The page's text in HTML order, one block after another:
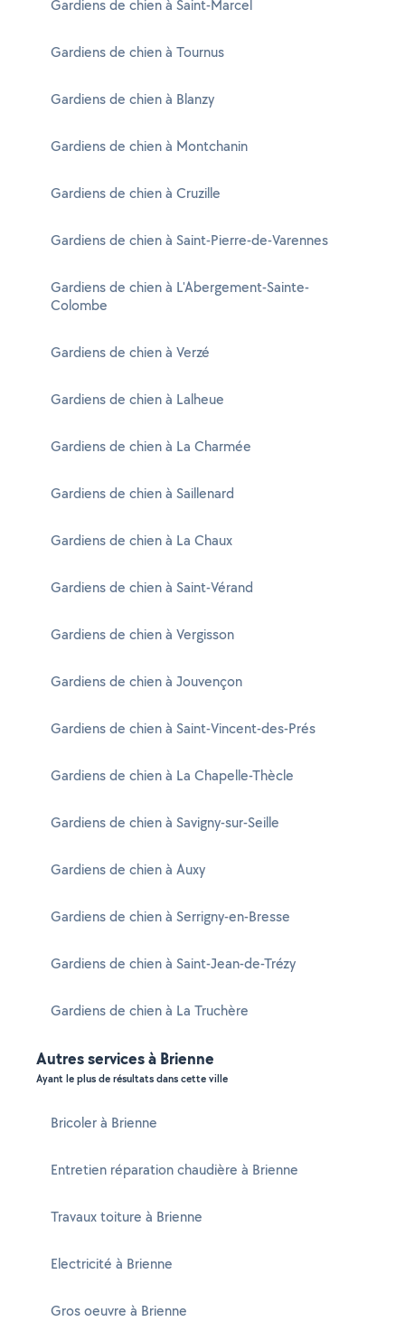
Gardiens de chien à Saint-Marcel
Gardiens de chien à Tournus
Gardiens de chien à Blanzy
Gardiens de chien à Montchanin
Gardiens de chien à Cruzille
Gardiens de chien à Saint-Pierre-de-Varennes
Gardiens de chien à L'Abergement-Sainte-
Colombe
Gardiens de chien à Verzé
Gardiens de chien à Lalheue
Gardiens de chien à La Charmée
Gardiens de chien à Saillenard
Gardiens de chien à La Chaux
Gardiens de chien à Saint-Vérand
Gardiens de chien à Vergisson
Gardiens de chien à Jouvençon
Gardiens de chien à Saint-Vincent-des-Prés
Gardiens de chien à La Chapelle-Thècle
Gardiens de chien à Savigny-sur-Seille
Gardiens de chien à Auxy
Gardiens de chien à Serrigny-en-Bresse
Gardiens de chien à Saint-Jean-de-Trézy
Gardiens de chien à La Truchère
Autres services à Brienne
Ayant le plus de résultats dans cette ville
Bricoler à Brienne
Entretien réparation chaudière à Brienne
Travaux toiture à Brienne
Electricité à Brienne
Gros oeuvre à Brienne